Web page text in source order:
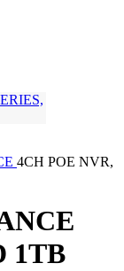
4CH POE NVR,
1TB